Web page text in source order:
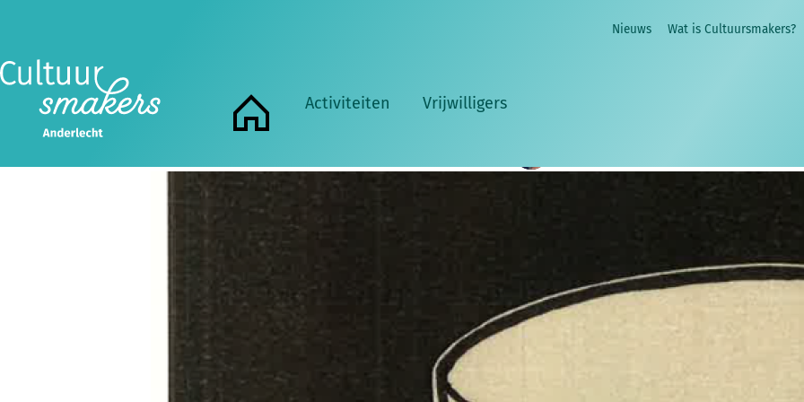
Home
Activiteiten Vrijwilligers
Nieuws Wat is Cultuursmakers?
Lovende woorden over onze internationale cartoonexpo: